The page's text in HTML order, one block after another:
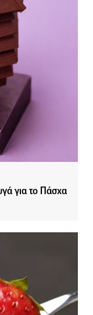
για το Πάσχα